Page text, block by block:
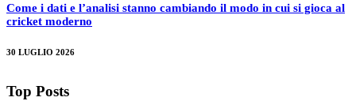
Come i dati e l’analisi stanno cambiando il modo in cui si gioca al
cricket moderno
30 LUGLIO 2026
Top Posts